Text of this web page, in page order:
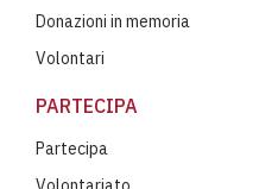
Donazioni in memoria
Volontari
PARTECIPA
Partecipa